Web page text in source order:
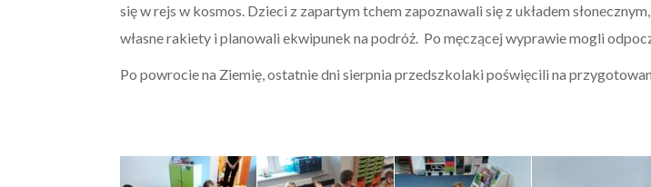
się w rejs w kosmos. Dzieci z zapartym tchem zapoznawali się z układem
własne rakiety i planowali ekwipunek na podróż. Po męczącej wyprawie mogli
Po powrocie na Ziemię, ostatnie dni sierpnia przedszkolaki poświęcili na